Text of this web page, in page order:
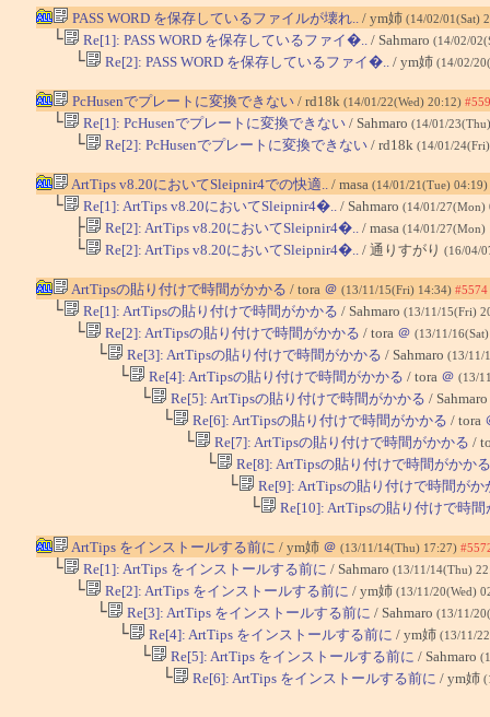
PASS WORD を保存しているファイルが壊れ.. / ym姉 (14/02/01(Sat)
└ Re[1]: PASS WORD を保存しているファイ�.. / Sahmaro (14/02/
└ Re[2]: PASS WORD を保存しているファイ�.. / ym姉 (14/02/
PcHusenでプレートに変換できない/ rd18k (14/01/22(Wed) 20:12)
└ Re[1]: PcHusenでプレートに変換できない/ Sahmaro (14/01/
└ Re[2]: PcHusenでプレートに変換できない/ rd18k (14/01/
ArtTips v8.20においてSleipnir4での快適.. / masa (14/01/21(Tue) 04:19)
└ Re[1]: ArtTips v8.20においてSleipnir4�.. / Sahmaro (14/01/27(Mon)
├ Re[2]: ArtTips v8.20においてSleipnir4�.. / masa (14/01/27(Mon)
└ Re[2]: ArtTips v8.20においてSleipnir4�.. / 通りすがり (16/04/
ArtTipsの貼り付けで時間がかかる / tora ＠ (13/11/15(Fri) 14:34) #5574
└ Re[1]: ArtTipsの貼り付けで時間がかかる / Sahmaro (13/11/15(Fri)
└ Re[2]: ArtTipsの貼り付けで時間がかかる / tora ＠ (13/11/
└ Re[3]: ArtTipsの貼り付けで時間がかかる / Sahmaro (13/11/
└ Re[4]: ArtTipsの貼り付けで時間がかかる / tora ＠ (13/
└ Re[5]: ArtTipsの貼り付けで時間がかかる / Sahmaro
└ Re[6]: ArtTipsの貼り付けで時間がかかる / tora
└ Re[7]: ArtTipsの貼り付けで時間がかかる /
└ Re[8]: ArtTipsの貼り付けで時間がかかる
└ Re[9]: ArtTipsの貼り付けで時間がか
└ Re[10]: ArtTipsの貼り付けで時間
ArtTips をインストールする前に / ym姉 ＠ (13/11/14(Thu) 17:27)
└ Re[1]: ArtTips をインストールする前に / Sahmaro (13/11/14(Thu)
└ Re[2]: ArtTips をインストールする前に / ym姉 (13/11/20(Wed)
└ Re[3]: ArtTips をインストールする前に / Sahmaro (13/11/
└ Re[4]: ArtTips をインストールする前に / ym姉 (13/11/
└ Re[5]: ArtTips をインストールする前に / Sahmaro
└ Re[6]: ArtTips をインストールする前に / ym姉